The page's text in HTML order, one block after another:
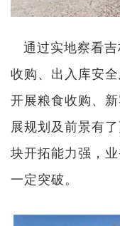
通过实地察看吉
收购、出入库安
开展粮食收购、
展规划及前景有
块开拓能力强，
一定突破。